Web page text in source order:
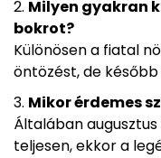
Milyen gyakran
bokrot?
Különösen a fiatal
öntözést, de
Mikor érdemes
Általában
teljesen, ekkor a